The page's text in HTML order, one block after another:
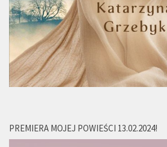
PREMIERA MOJEJ POWIEŚCI 13.02.2024!